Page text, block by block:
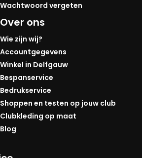
Wachtwoord vergeten
Over ons
Wie zijn wij?
Accountgegevens
Winkel in Delfgauw
Bespanservice
Bedrukservice
Shoppen en testen op jouw club
Clubkleding op maat
Blog